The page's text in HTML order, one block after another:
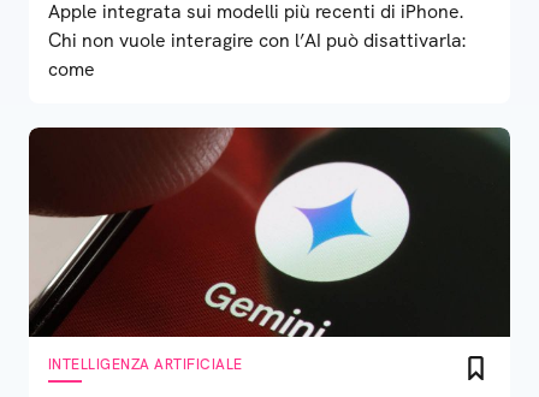
Apple integrata sui modelli più recenti di iPhone.
Chi non vuole interagire con l’AI può disattivarla:
come
INTELLIGENZA ARTIFICIALE